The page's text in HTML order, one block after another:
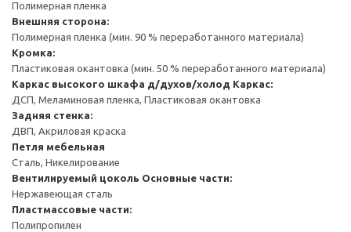
Полимерная пленка
Внешняя сторона:
Полимерная пленка (мин. 90 % переработанного материала)
Кромка:
Пластиковая окантовка (мин. 50 % переработанного материала)
Каркас высокого шкафа д/духов/холод Каркас:
ДСП, Меламиновая пленка, Пластиковая окантовка
Задняя стенка:
ДВП, Акриловая краска
Петля мебельная
Сталь, Никелирование
Вентилируемый цоколь Основные части:
Нержавеющая сталь
Пластмассовые части:
Полипропилен